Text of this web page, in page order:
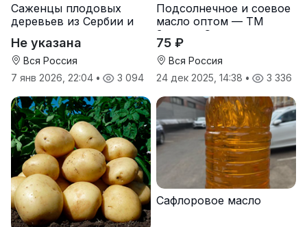
Саженцы плодовых
деревьев из Сербии и
Не указана
Вся Россия
7 янв 2026, 22:04 • 3 094
Подсолнечное и соевое
масло оптом — ТМ
Золотая Семечка
75 ₽
Вся Россия
24 дек 2025, 14:38 • 3 336
Сафлоровое масло